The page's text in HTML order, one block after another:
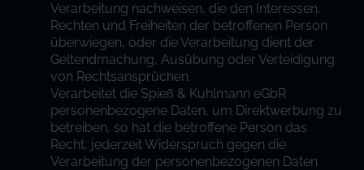
Verarbeitung nachweisen, die den Interessen,
Rechten und Freiheiten der betroffenen Person
überwiegen, oder die Verarbeitung dient der
Geltendmachung, Ausübung oder Verteidigung
von Rechtsansprüchen.
Verarbeitet die Spieß & Kuhlmann eGbR
personenbezogene Daten, um Direktwerbung zu
betreiben, so hat die betroffene Person das
Recht, jederzeit Widerspruch gegen die
Verarbeitung der personenbezogenen Daten